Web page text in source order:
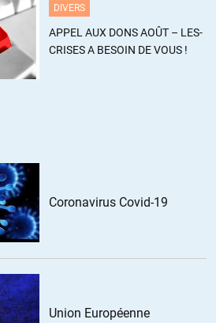
DIVERS
APPEL AUX DONS AOÛT – LES-
CRISES A BESOIN DE VOUS !
Coronavirus Covid-19
Union Européenne